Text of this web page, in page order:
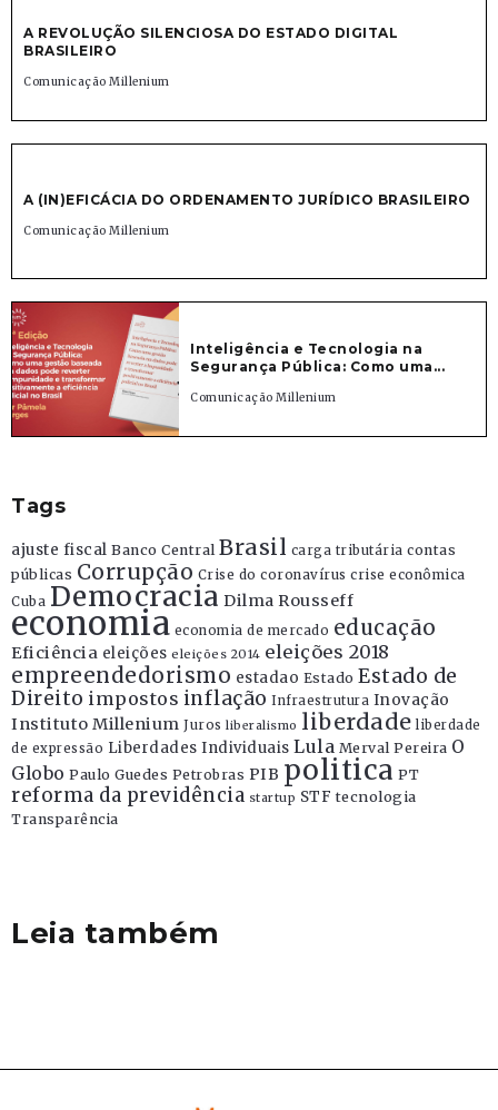
A REVOLUÇÃO SILENCIOSA DO ESTADO DIGITAL
BRASILEIRO
Comunicação Millenium
A (IN)EFICÁCIA DO ORDENAMENTO JURÍDICO BRASILEIRO
Comunicação Millenium
Inteligência e Tecnologia na
Segurança Pública: Como uma...
Comunicação Millenium
Tags
ajuste fiscal Banco Central Brasil carga tributária contas
públicas Corrupção Crise do coronavírus crise econômica
Cuba Democracia Dilma Rousseff
economia economia de mercado educação
Eficiência eleições eleições 2014 eleições 2018
empreendedorismo estadao Estado Estado de
Direito impostos inflação Infraestrutura Inovação
Instituto Millenium Juros liberalismo liberdade liberdade
de expressão Liberdades Individuais Lula Merval Pereira O
Globo Paulo Guedes Petrobras PIB politica PT
reforma da previdência startup STF tecnologia
Transparência
Leia também